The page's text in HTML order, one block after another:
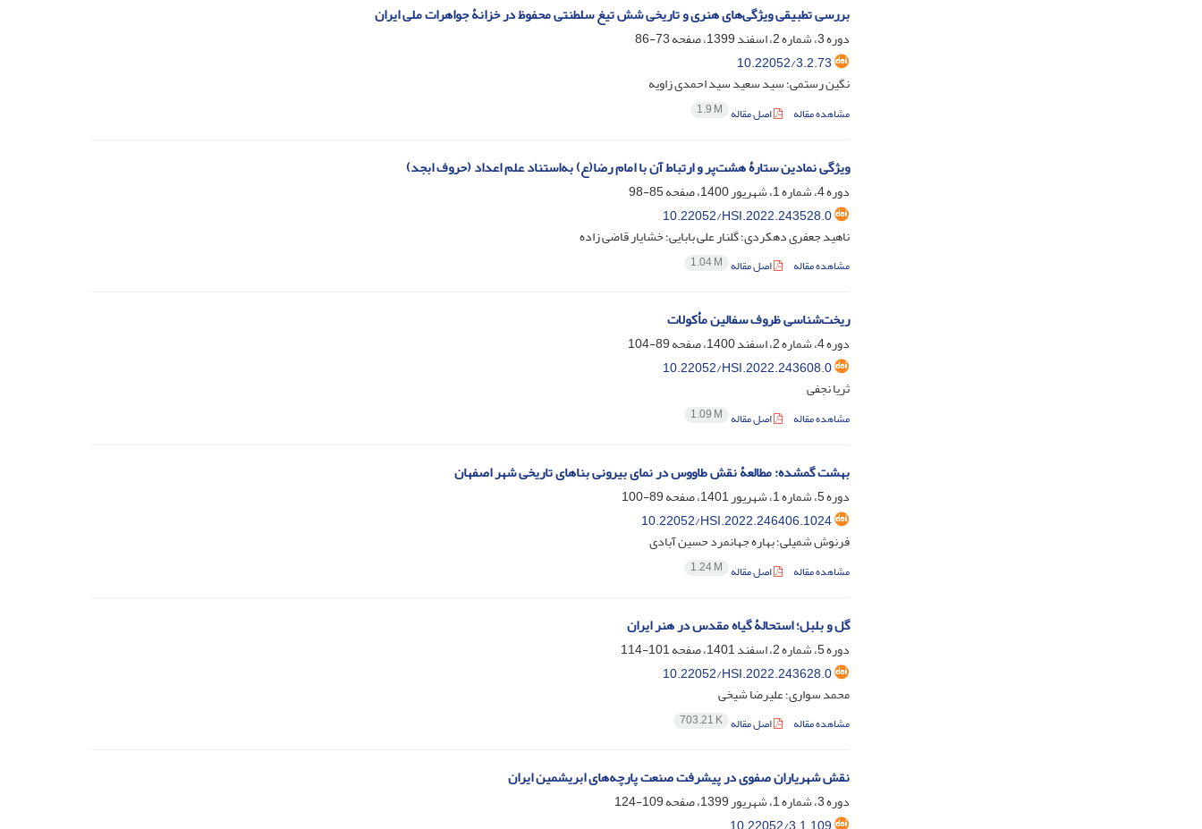
بررسی تطبیقی ویژگی‌های هنری و تاریخی شش تیغ سلطنتی محفوظ در خزانۀ جواهرات ملی ایران
دوره 3، شماره 2، اسفند 1399، صفحه
73-86
10.22052/3.2.73
نگین رستمی؛ سید سعید سید احمدی زاویه
مشاهده مقاله اصل مقاله 1.9 M
ویژگی نمادین ستارۀ هشت‌پر و ارتباط آن با امام رضا(ع) به‌استناد علم اعداد (حروف ابجد)
دوره 4، شماره 1، شهریور 1400، صفحه
85-98
10.22052/HSI.2022.243528.0
ناهید جعفری دهکردی؛ گلنار علی بابایی؛ خشایار قاضی زاده
مشاهده مقاله اصل مقاله 1.04 M
ریخت‌شناسی ظروف سفالین مأکولات
دوره 4، شماره 2، اسفند 1400، صفحه
89-104
10.22052/HSI.2022.243608.0
ثریا نجفی
مشاهده مقاله اصل مقاله 1.09 M
بهشت گمشده: مطالعۀ نقش طاووس در نمای بیرونی بناهای تاریخی شهر اصفهان
دوره 5، شماره 1، شهریور 1401، صفحه
89-100
10.22052/HSI.2022.246406.1024
فرنوش شمیلی؛ بهاره جهانمرد حسین آبادی
مشاهده مقاله اصل مقاله 1.24 M
گل و بلبل؛ استحالۀ گیاه مقدس در هنر ایران
دوره 5، شماره 2، اسفند 1401، صفحه
101-114
10.22052/HSI.2022.243628.0
محمد سواری؛ علیرضا شیخی
مشاهده مقاله اصل مقاله 703.21 K
نقش شهریاران صفوی در پیشرفت صنعت پارچه‌های ابریشمین ایران
دوره 3، شماره 1، شهریور 1399، صفحه
109-124